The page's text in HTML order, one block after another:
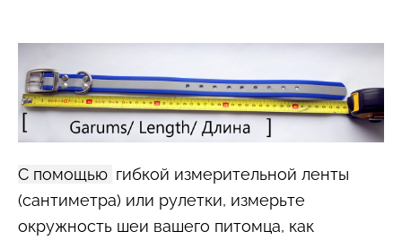
С помощью гибкой измерительной ленты
(сантиметра) или рулетки, измерьте
окружность шеи вашего питомца, как